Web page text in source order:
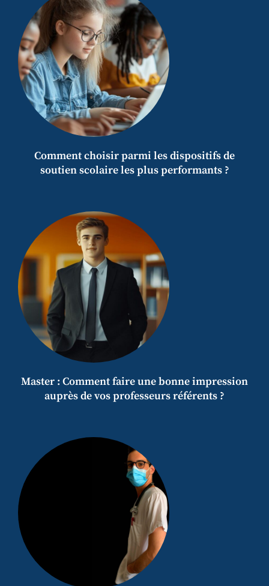
Comment choisir parmi les dispositifs de
soutien scolaire les plus performants ?
Master : Comment faire une bonne impression
auprès de vos professeurs référents ?